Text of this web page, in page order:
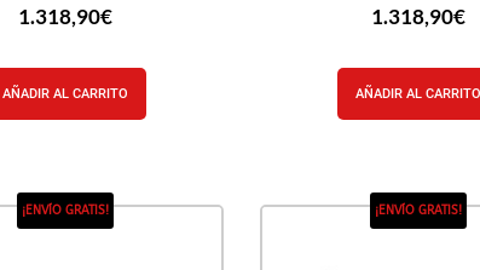
1.318,90€
AÑADIR AL CARRITO
1.318,90€
AÑADIR AL CARRITO
¡ENVÍO GRATIS! ¡ENVÍO GRATIS!